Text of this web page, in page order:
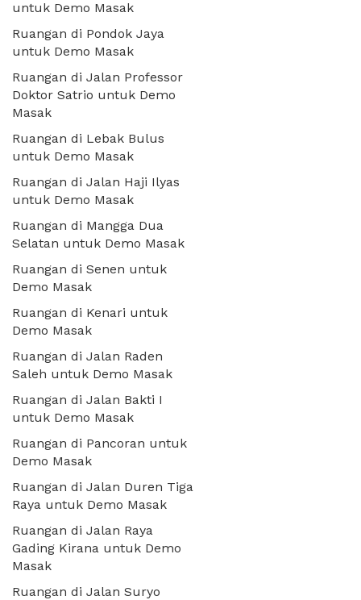
untuk Demo Masak
Ruangan di Pondok Jaya
untuk Demo Masak
Ruangan di Jalan Professor
Doktor Satrio untuk Demo
Masak
Ruangan di Lebak Bulus
untuk Demo Masak
Ruangan di Jalan Haji Ilyas
untuk Demo Masak
Ruangan di Mangga Dua
Selatan untuk Demo Masak
Ruangan di Senen untuk
Demo Masak
Ruangan di Kenari untuk
Demo Masak
Ruangan di Jalan Raden
Saleh untuk Demo Masak
Ruangan di Jalan Bakti I
untuk Demo Masak
Ruangan di Pancoran untuk
Demo Masak
Ruangan di Jalan Duren Tiga
Raya untuk Demo Masak
Ruangan di Jalan Raya
Gading Kirana untuk Demo
Masak
Ruangan di Jalan Suryo